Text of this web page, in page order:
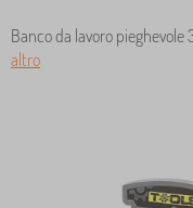
Banco da lavoro pieghevole
altro